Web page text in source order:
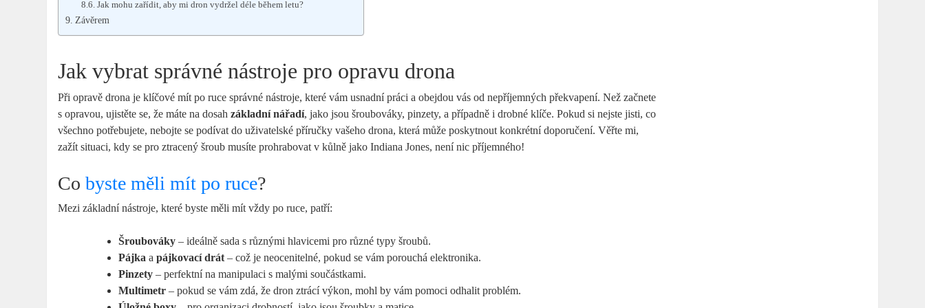
Jak mohu zařídit, aby mi dron vydržel déle během letu?
Závěrem
Jak vybrat správné nástroje pro opravu drona
Při opravě drona je klíčové mít po ruce správné nástroje, které vám usnadní práci a obejdou vás od nepříjemných překvapení. Než začnete
s opravou, ujistěte se, že máte na dosahzákladní nářadí, jako jsou šroubováky, pinzety, a případně i drobné klíče. Pokud si nejste jisti, co
všechno potřebujete, nebojte se podívat do uživatelské příručky vašeho drona, která může poskytnout konkrétní doporučení. Věřte mi,
zažít situaci, kdy se pro ztracený šroub musíte prohrabovat v kůlně jako Indiana Jones, není nic příjemného!
Cobyste měli mít po ruce?
Mezi základní nástroje, které byste měli mít vždy po ruce, patří:
Šroubováky – ideálně sada s různými hlavicemi pro různé typy šroubů.
Pájka apájkovací drát – což je neocenitelné, pokud se vám porouchá elektronika.
Pinzety – perfektní na manipulaci s malými součástkami.
Multimetr – pokud se vám zdá, že dron ztrácí výkon, mohl by vám pomoci odhalit problém.